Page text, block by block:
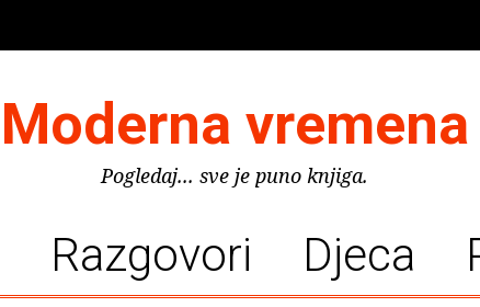
Moderna vremena
Pogledaj... sve je puno knjiga.
Razgovori Djeca